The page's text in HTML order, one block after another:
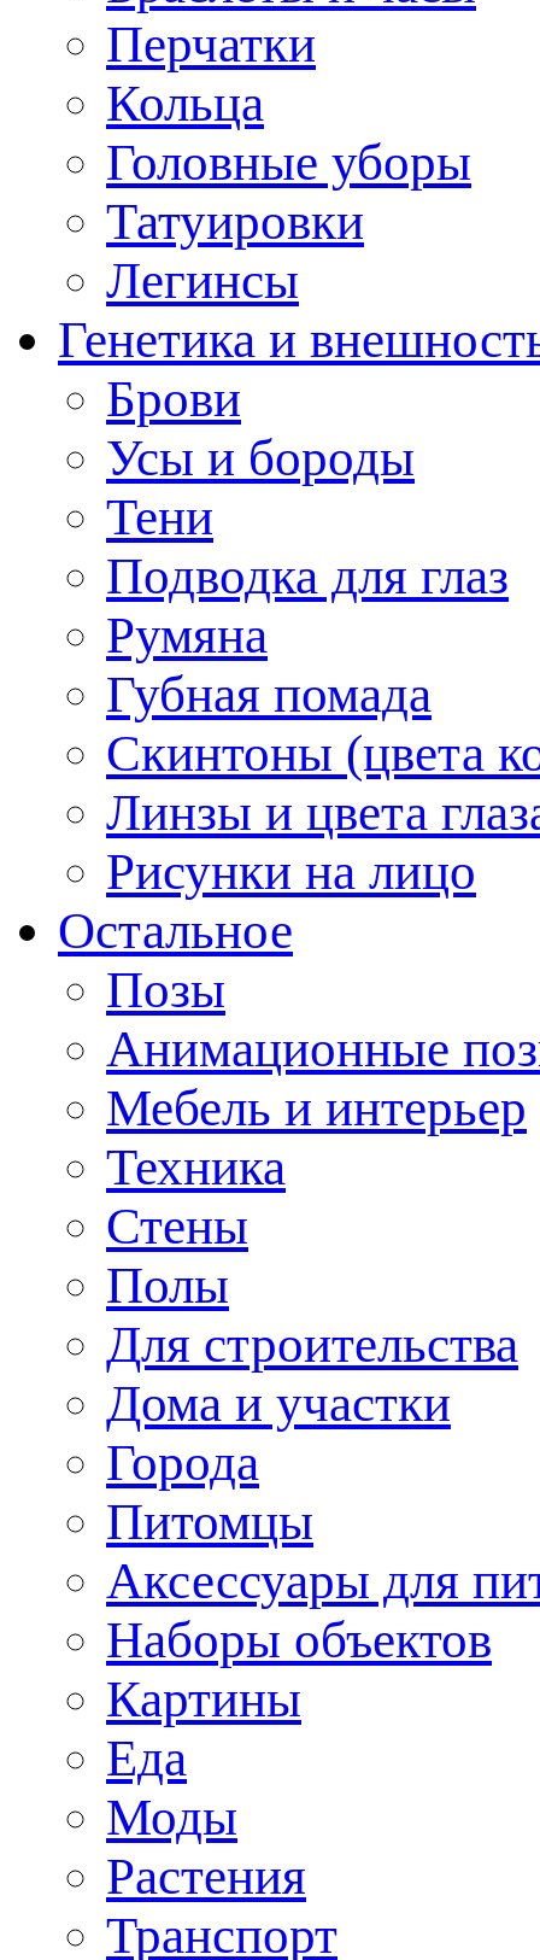
Перчатки
Кольца
Головные уборы
Татуировки
Легинсы
Генетика и
Брови
Усы и бороды
Тени
Подводка для глаз
Румяна
Губная помада
Скинтоны (цвета
Линзы и цвета
Рисунки на лицо
Остальное
Позы
Анимационные
Мебель и интерьер
Техника
Стены
Полы
Для строительства
Дома и участки
Города
Питомцы
Аксессуары для
Наборы объектов
Картины
Еда
Моды
Растения
Транспорт